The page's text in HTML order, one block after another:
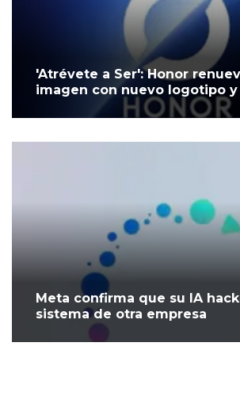
'Atrévete a Ser': Honor
imagen con nuevo logotipo y
Meta confirma que su IA
sistema de otra empresa